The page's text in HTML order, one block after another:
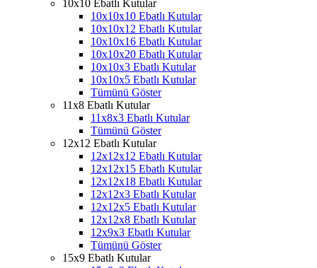
10x10 Ebatlı Kutular
10x10x10 Ebatlı Kutular
10x10x12 Ebatlı Kutular
10x10x16 Ebatlı Kutular
10x10x20 Ebatlı Kutular
10x10x3 Ebatlı Kutular
10x10x5 Ebatlı Kutular
Tümünü Göster
11x8 Ebatlı Kutular
11x8x3 Ebatlı Kutular
Tümünü Göster
12x12 Ebatlı Kutular
12x12x12 Ebatlı Kutular
12x12x15 Ebatlı Kutular
12x12x18 Ebatlı Kutular
12x12x3 Ebatlı Kutular
12x12x5 Ebatlı Kutular
12x12x8 Ebatlı Kutular
12x9x3 Ebatlı Kutular
Tümünü Göster
15x9 Ebatlı Kutular